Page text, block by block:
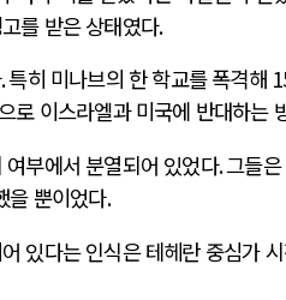
를 받은 상태였다.
.특히 미나브의 한 학교를 폭격해
로 이스라엘과 미국에 반대하는
부에서 분열되어 있었다.그들
을 뿐이었다.
있다는 인식은 테헤란 중심가